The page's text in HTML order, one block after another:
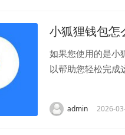
小狐狸钱包怎
如果您使用的是小
以帮助您轻松完成
admin 2026-